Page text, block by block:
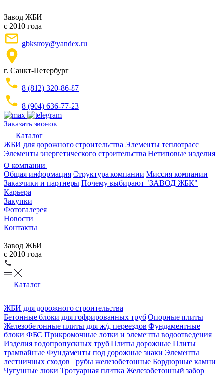
Завод ЖБИ
с 2010 года
gbkstroy@yandex.ru
г. Санкт-Петербург
8 (812) 320-86-87
8 (904) 636-77-23
Заказать звонок
Каталог
ЖБИ для дорожного строительства Элементы теплотрасс
Элементы энергетического строительства Нетиповые изделия
О компании
Общая информация Структура компании Миссия компании
Заказчики и партнеры Почему выбирают "ЗАВОД ЖБК"
Карьера
Закупки
Фотогалерея
Новости
Контакты
Завод ЖБИ
с 2010 года
Каталог
ЖБИ для дорожного строительства
Бетонные блоки для гофрированных труб Опорные плиты
Железобетонные плиты для ж/д переездов Фундаментные
блоки ФБС Прикромочные лотки и элементы водоотведения
Изделия водопропускных труб Плиты дорожные Плиты
трамвайные Фундаменты под дорожные знаки Элементы
лестничных сходов Трубы железобетонные Бордюрные камни
Чугунные люки Тротуарная плитка Железобетонный забор